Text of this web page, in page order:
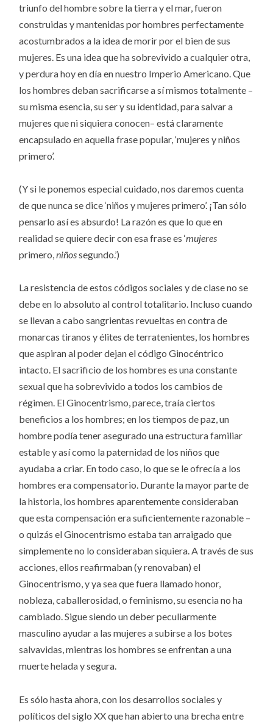
triunfo del hombre sobre la tierra y el mar, fueron
construidas y mantenidas por hombres perfectamente
acostumbrados a la idea de morir por el bien de sus
mujeres. Es una idea que ha sobrevivido a cualquier otra,
y perdura hoy en día en nuestro Imperio Americano. Que
los hombres deban sacrificarse a sí mismos totalmente –
su misma esencia, su ser y su identidad, para salvar a
mujeres que ni siquiera conocen– está claramente
encapsulado en aquella frase popular, ‘mujeres y niños
primero’.
(Y si le ponemos especial cuidado, nos daremos cuenta
de que nunca se dice ‘niños y mujeres primero’. ¡Tan sólo
pensarlo así es absurdo! La razón es que lo que en
realidad se quiere decir con esa frase es ‘mujeres
primero,niñossegundo.’)
La resistencia de estos códigos sociales y de clase no se
debe en lo absoluto al control totalitario. Incluso cuando
se llevan a cabo sangrientas revueltas en contra de
monarcas tiranos y élites de terratenientes, los hombres
que aspiran al poder dejan el código Ginocéntrico
intacto. El sacrificio de los hombres es una constante
sexual que ha sobrevivido a todos los cambios de
régimen. El Ginocentrismo, parece, traía ciertos
beneficios a los hombres; en los tiempos de paz, un
hombre podía tener asegurado una estructura familiar
estable y así como la paternidad de los niños que
ayudaba a criar. En todo caso, lo que se le ofrecía a los
hombres era compensatorio. Durante la mayor parte de
la historia, los hombres aparentemente consideraban
que esta compensación era suficientemente razonable –
o quizás el Ginocentrismo estaba tan arraigado que
simplemente no lo consideraban siquiera. A través de sus
acciones, ellos reafirmaban (y renovaban) el
Ginocentrismo, y ya sea que fuera llamado honor,
nobleza, caballerosidad, o feminismo, su esencia no ha
cambiado. Sigue siendo un deber peculiarmente
masculino ayudar a las mujeres a subirse a los botes
salvavidas, mientras los hombres se enfrentan a una
muerte helada y segura.
Es sólo hasta ahora, con los desarrollos sociales y
políticos del siglo XX que han abierto una brecha entre